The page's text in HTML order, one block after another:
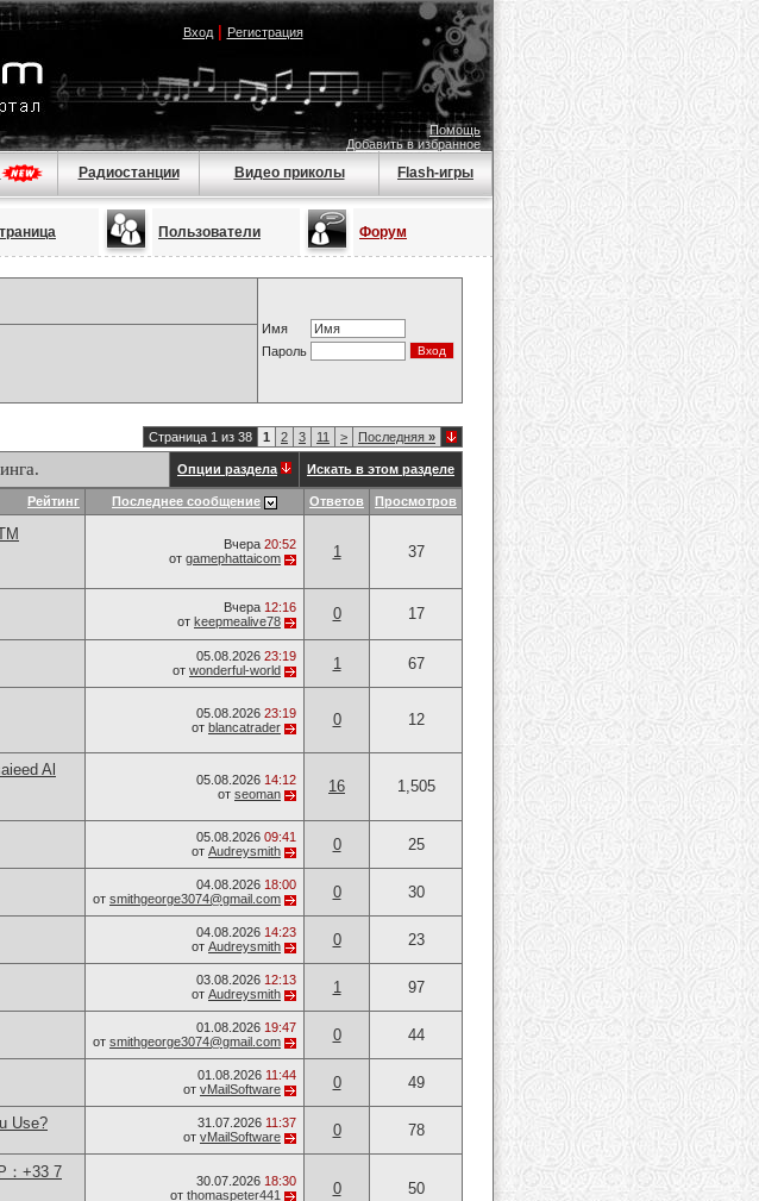
Вход| Регистрация
Помощь
Добавить в избранное
Радиостанции Видео приколы Flash-игры
Пользователи Форум
Имя
Пароль
Страница 1 из 38 1 2 3 11 > Последняя »
Опции раздела Искать в этом разделе
Рейтинг Последнее сообщение Ответов Просмотров
Вчера 20:52
от gamephattaicom 1 37
Вчера 12:16
от keepmealive78 0 17
05.08.2026 23:19
от wonderful-world 1 67
05.08.2026 23:19
от blancatrader 0 12
Al
05.08.2026 14:12
от seoman 16 1,505
05.08.2026 09:41
от Audreysmith 0 25
04.08.2026 18:00
от smithgeorge3074@gmail.com 0 30
04.08.2026 14:23
от Audreysmith 0 23
03.08.2026 12:13
от Audreysmith 1 97
01.08.2026 19:47
от smithgeorge3074@gmail.com 0 44
01.08.2026 11:44
от vMailSoftware 0 49
Use? 31.07.2026 11:37
от vMailSoftware 0 78
：+33 7
30.07.2026 18:30
от thomaspeter441 0 50